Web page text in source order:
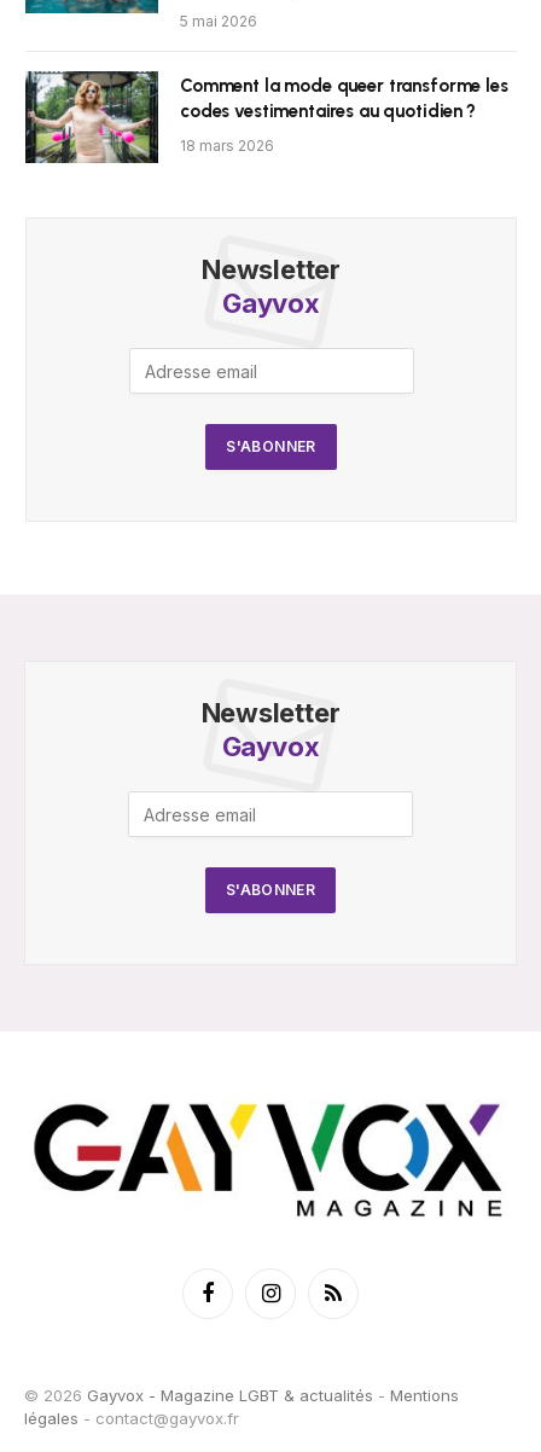
5 mai 2026
Comment la mode queer transforme les
codes vestimentaires au quotidien ?
18 mars 2026
Newsletter
Gayvox
Newsletter
Gayvox
FacebookInstagramRSS
© 2026 Gayvox - Magazine LGBT & actualités - Mentions
légales - contact@gayvox.fr